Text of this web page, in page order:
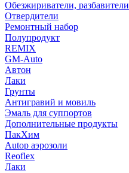
Обезжириватели, разбавители
Отвердители
Ремонтный набор
Полупродукт
REMIX
GM-Auto
Автон
Лаки
Грунты
Антигравий и мовиль
Эмаль для суппортов
Дополнительные продукты
ПакХим
Autop аэрозоли
Reoflex
Лаки